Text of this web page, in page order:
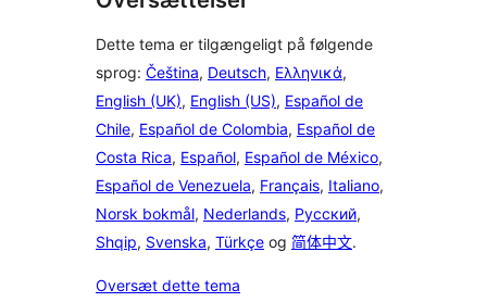
Dette tema er tilgængeligt på følgende
sprog: Čeština, Deutsch, Ελληνικά,
English (UK), English (US), Español de
Chile, Español de Colombia, Español de
Costa Rica, Español, Español de México,
Español de Venezuela, Français, Italiano,
Norsk bokmål, Nederlands, Русский,
Shqip, Svenska, Türkçe og 简体中文.
Oversæt dette tema